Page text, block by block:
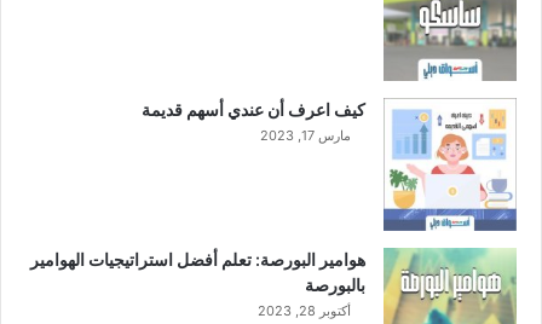
كيف اعرف أن عندي أسهم قديمة
مارس 17, 2023
هوامير البورصة: تعلم أفضل استراتيجيات الهوامير
بالبورصة
أكتوبر 28, 2023